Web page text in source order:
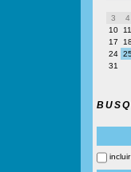
3
4
10
11
17
18
24 25
31